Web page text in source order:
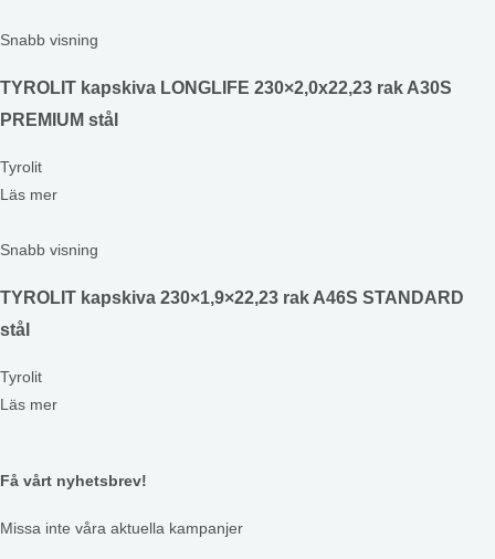
Snabb visning
TYROLIT kapskiva LONGLIFE 230×2,0x22,23 rak A30S
PREMIUM stål
Tyrolit
Läs mer
Snabb visning
TYROLIT kapskiva 230×1,9×22,23 rak A46S STANDARD
stål
Tyrolit
Läs mer
Få vårt nyhetsbrev!
Missa inte våra aktuella kampanjer